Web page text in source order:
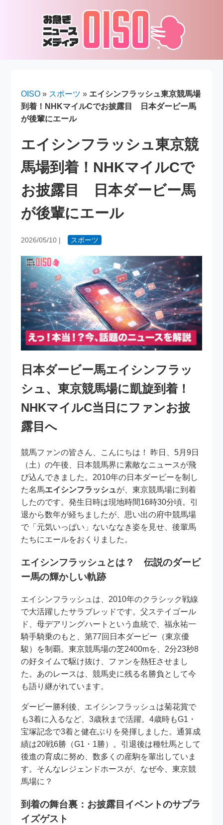
OISO » スポーツ » エイシンフラッシュ東京競馬場
到着！NHKマイルCでお披露目 日本ダービー馬
が後輩にエール
エイシンフラッシュ東京競
馬場到着！NHKマイルCで
お披露目 日本ダービー馬
が後輩にエール
2026/05/10 | スポーツ
日本ダービー馬エイシンフラッ
シュ、東京競馬場に凱旋到着！
NHKマイルC当日にファンお披
露目へ
競馬ファンの皆さん、こんにちは！ 昨日、5月9日
（土）の午後、日本競馬界に素敵なニュースが飛
び込んできました。2010年の日本ダービーを制し
た名馬エイシンフラッシュが、東京競馬場に到着
したのです。発生日時は現地時間16時30分頃。引
退から数年が経ちましたが、思い出の府中競馬場
で「元気いっぱい」ないななき姿を見せ、後輩馬
たちにエールをおくりました。
エイシンフラッシュとは？ 伝説のダービ
ー馬の輝かしい軌跡
エイシンフラッシュは、2010年のクラシック戦線
で大活躍したサラブレッドです。父ステイゴール
ド、母デアリングハートという血統で、福永祐一
騎手騎乗のもと、第77回日本ダービー（東京優
駿）を制覇。東京競馬場の芝2400mを、2分23秒8
の好タイムで駆け抜け、ファンを熱狂させまし
た。あのレースは、競馬史に残る名勝負として今
も語り継がれています。
ダービー勝利後、エイシンフラッシュは菊花賞で
も3着に入るなど、3歳秋まで活躍。4歳時もG1・
宝塚記念で3着と健在ぶりを発揮しました。通算成
績は20戦6勝（G1・1勝）。引退後は種牡馬として
後進の育成に努め、数多くの産駒を輩出していま
す。そんなレジェンドホースが、なぜ今、東京競
馬場に？
到着の舞台裏：お披露目イベントのサプラ
イズゲスト